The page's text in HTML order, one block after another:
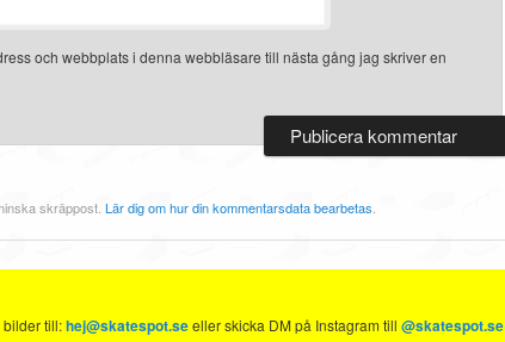
och webbplats i denna webbläsare till nästa gång jag skriver en
skräppost. Lär dig om hur din kommentarsdata bearbetas
bilder till:hej@skatespot.seeller skicka DM på Instagram till @skatespot.se